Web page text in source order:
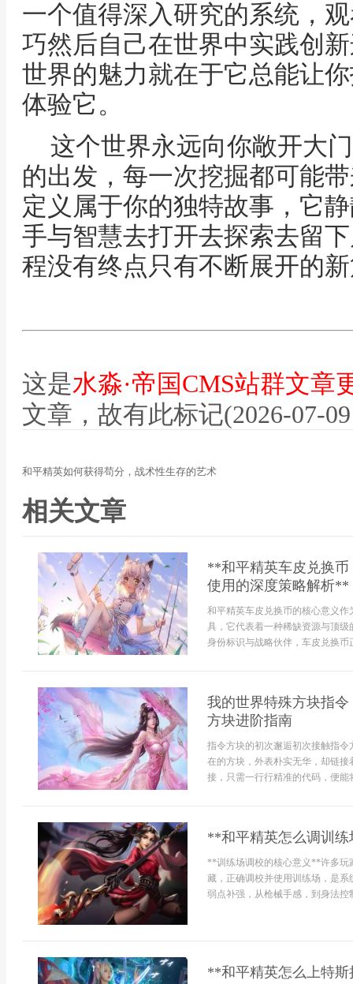
一个值得深入研究的系统，
巧然后自己在世界中实践创
世界的魅力就在于它总能让
体验它。
这个世界永远向你敞开大
的出发，每一次挖掘都可能
定义属于你的独特故事，它
手与智慧去打开去探索去留
程没有终点只有不断展开的
这是水淼·帝国CMS站群文章
文章，故有此标记(2026-07-
和平精英如何获得苟分，战术性生存的艺术
相关文章
**和平精英车皮兑换
使用的深度策略解析**
和平精英车皮兑换币的核心意义
具，它代表着一种稀缺资源与顶
身份标识与战略伙伴，车皮兑换币
我的世界特殊方块指
方块进阶指南
指令方块的初次邂逅初次接触指
在的方块，外表朴实无华，却链
接，只需一行行精准的代码，便
**和平精英怎么调训
**训练场调校的核心意义**许多玩
藏，正确调校并使用训练场，是
弱点补强，从枪械手感，到身法控
**和平精英怎么上特